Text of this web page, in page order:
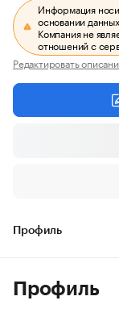
Информация
основании
Компания не
отношений с
Редактировать
Профиль
Профиль